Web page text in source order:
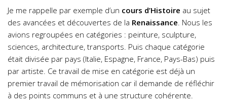
Je me rappelle par exemple d’un cours d’Histoire au sujet
des avancées et découvertes de la Renaissance . Nous les
avions regroupées en catégories : peinture, sculpture,
sciences, architecture, transports. Puis chaque catégorie
était divisée par pays (Italie, Espagne, France, Pays-Bas) puis
par artiste. Ce travail de mise en catégorie est déjà un
premier travail de mémorisation car il demande de réfléchir
à des points communs et à une structure cohérente.